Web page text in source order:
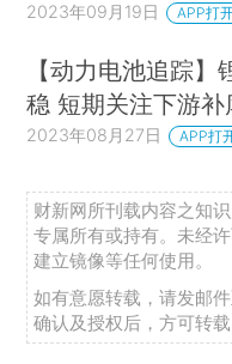
2023年09月19日 APP打
【动力电池追踪】
稳 短期关注下游补
2023年08月27日 APP打
财新网所刊载内容之知
专属所有或持有。未经
建立镜像等任何使用。
如有意愿转载，请发邮
确认及授权后，方可转载